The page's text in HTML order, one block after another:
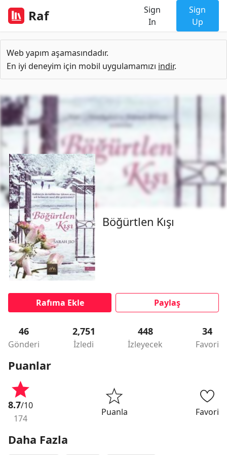
Raf
Sign
In
Sign
Up
Web yapım aşamasındadır.
En iyi deneyim için mobil uygulamamızı indir.
Böğürtlen Kışı
Rafıma Ekle Paylaş
46
Gönderi
2,751
İzledi
448
İzleyecek
34
Favori
Puanlar
8.7/10
174
Puanla Favori
Daha Fazla